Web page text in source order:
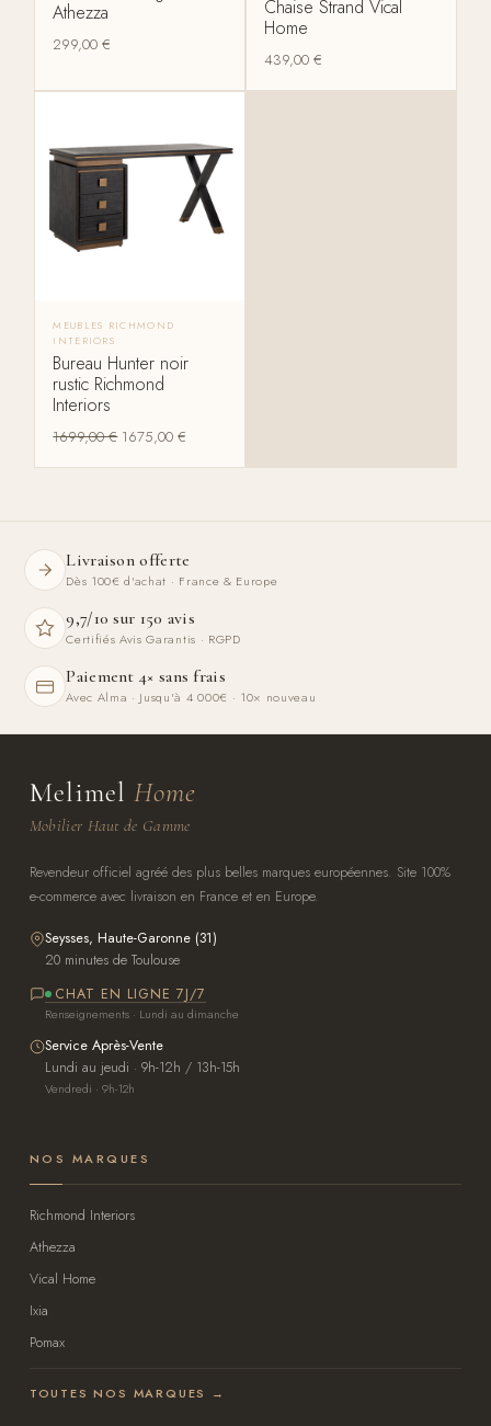
Athezza
299,00€
Chaise Strand Vical
Home
439,00 €
MEUBLES RICHMOND
INTERIORS
Bureau Hunter noir
rustic Richmond
Interiors
1699,00€ 1675,00€
Livraison offerte
Dès 100€ d'achat · France & Europe
9,7/10 sur 150 avis
Certifiés Avis Garantis · RGPD
Paiement 4× sans frais
Avec Alma · Jusqu'à 4 000€ · 10× nouveau
Melimel Home
Mobilier Haut de Gamme
Revendeur officiel agréé des plus belles marques européennes. Site 100%
e-commerce avec livraison en France et en Europe.
Seysses, Haute-Garonne (31)
20 minutes de Toulouse
CHAT EN LIGNE 7J/7
Renseignements · Lundi au dimanche
Service Après-Vente
Lundi au jeudi · 9h-12h / 13h-15h
Vendredi · 9h-12h
NOS MARQUES
Richmond Interiors
Athezza
Vical Home
Ixia
Pomax
TOUTES NOS MARQUES →